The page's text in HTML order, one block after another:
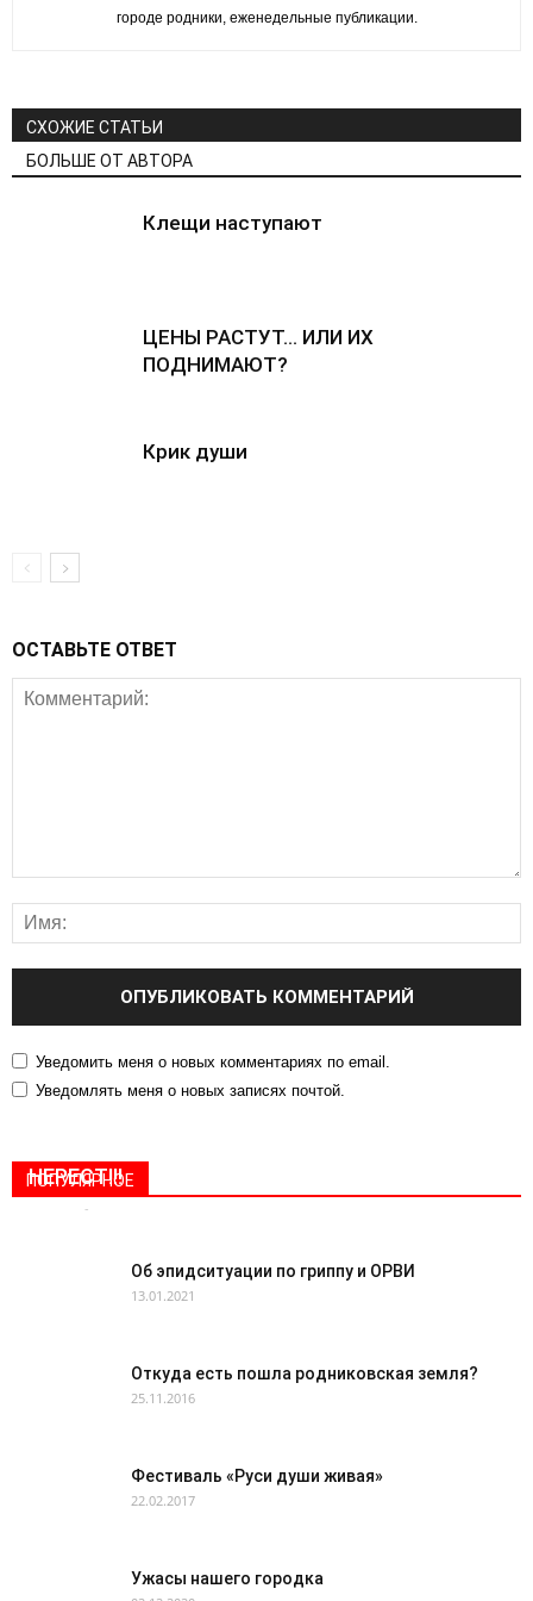
городе родники, еженедельные публикации.
СХОЖИЕ СТАТЬИ
БОЛЬШЕ ОТ АВТОРА
Клещи наступают
ЦЕНЫ РАСТУТ… ИЛИ ИХ
ПОДНИМАЮТ?
Крик души
ОСТАВЬТЕ ОТВЕТ
Уведомить меня о новых комментариях по email.
Уведомлять меня о новых записях почтой.
ПОПУЛЯРНОЕ
НЕРЕСТ!!!
-
Об эпидситуации по гриппу и ОРВИ
13.01.2021
Откуда есть пошла родниковская земля?
25.11.2016
Фестиваль «Руси души живая»
22.02.2017
Ужасы нашего городка